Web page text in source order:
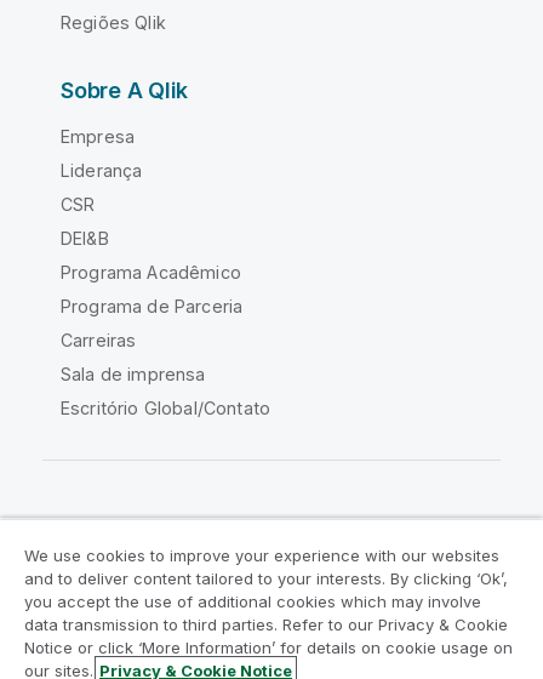
Regiões Qlik
Sobre A Qlik
Empresa
Liderança
CSR
DEI&B
Programa Acadêmico
Programa de Parceria
Carreiras
Sala de imprensa
Escritório Global/Contato
Acordos legais
Termos do produto
Legal Policies
Políticas Legais
Termos de uso
Marcas comerciais
We use cookies to improve your experience with our websites
and to deliver content tailored to your interests. By clicking ‘Ok’,
you accept the use of additional cookies which may involve
data transmission to third parties. Refer to our Privacy & Cookie
Notice or click ‘More Information’ for details on cookie usage on
our sites. Privacy & Cookie Notice